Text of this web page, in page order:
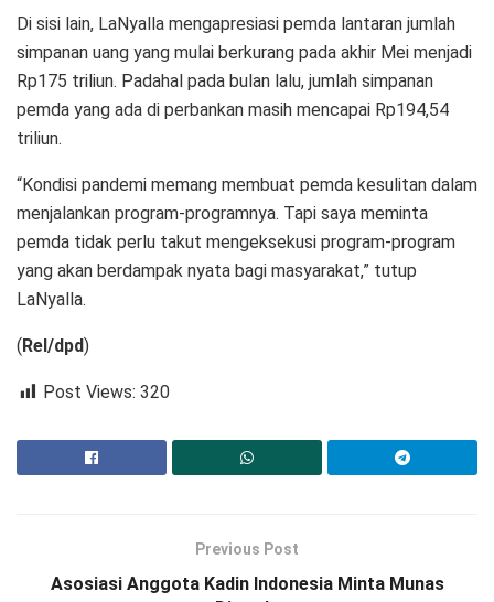
Di sisi lain, LaNyalla mengapresiasi pemda lantaran jumlah
simpanan uang yang mulai berkurang pada akhir Mei menjadi
Rp175 triliun. Padahal pada bulan lalu, jumlah simpanan
pemda yang ada di perbankan masih mencapai Rp194,54
triliun.
“Kondisi pandemi memang membuat pemda kesulitan dalam
menjalankan program-programnya. Tapi saya meminta
pemda tidak perlu takut mengeksekusi program-program
yang akan berdampak nyata bagi masyarakat,” tutup
LaNyalla.
( Rel/dpd)
Post Views: 320
Previous Post
Asosiasi Anggota Kadin Indonesia Minta Munas